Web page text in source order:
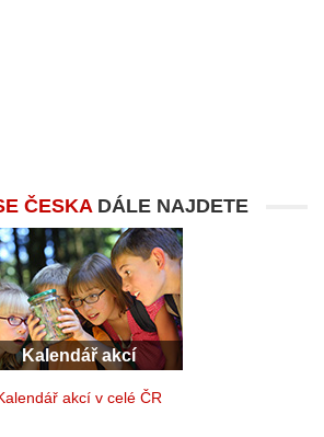
ČESKADÁLE NAJDETE
Kalendář akcí
akcí v celé ČR